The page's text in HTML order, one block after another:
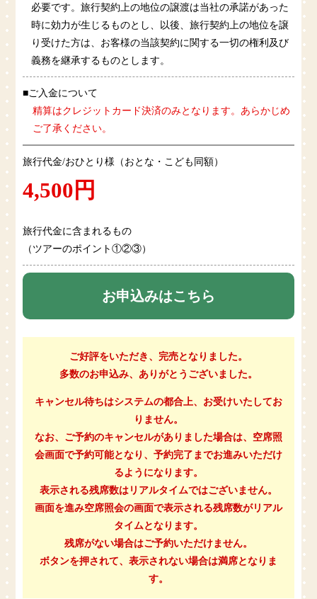
必要です。旅行契約上の地位の譲渡は当社の承諾があった
時に効力が生じるものとし、以後、旅行契約上の地位を譲
り受けた方は、お客様の当該契約に関する一切の権利及び
義務を継承するものとします。
■ご入金について
精算はクレジットカード決済のみとなります。あらかじめ
ご了承ください。
旅行代金/おひとり様（おとな・こども同額）
4,500円
旅行代金に含まれるもの
（ツアーのポイント①②③）
お申込みはこちら
ご好評をいただき、完売となりました。
多数のお申込み、ありがとうございました。
キャンセル待ちはシステムの都合上、お受けいたしてお
りません。
なお、ご予約のキャンセルがありました場合は、空席照
会画面で予約可能となり、 予約完了までお進みいただけ
るようになります。
表示される残席数はリアルタイムではございません。
画面を進み空席照会の画面で表示される残席数がリアル
タイムとなります。
残席がない場合はご予約いただけません。
ボタンを押されて、表示されない場合は満席となりま
す。